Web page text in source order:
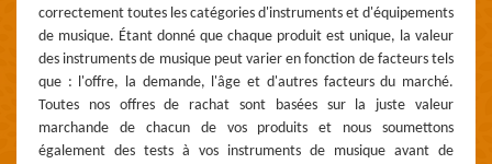
correctement toutes les catégories d'instruments et d'équipements
de musique. Étant donné que chaque produit est unique, la valeur
des instruments de musique peut varier en fonction de facteurs tels
que : l'offre, la demande, l'âge et d'autres facteurs du marché.
Toutes nos offres de rachat sont basées sur la juste valeur
marchande de chacun de vos produits et nous soumettons
également des tests à vos instruments de musique avant de